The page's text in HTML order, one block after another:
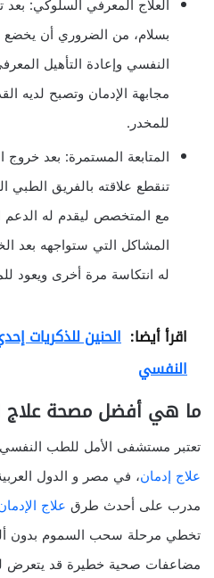
العلاج المعرفي السلوكي:
بسلام، من الضروري أن يخضع
النفسي وإعادة التأهيل
مجابهة الإدمان وتصبح لديه
للمخدر.
المتابعة المستمرة: بعد خروج
تنقطع علاقته بالفريق الطبي
مع المتخصص ليقدم له الدعم
المشاكل التي ستواجهه بعد
له انتكاسة مرة أخرى ويعود
اقرأ أيضا: الحنين للذكريات
النفسي
ما هي أفضل مصحة علاج
تعتبر مستشفى الأمل للطب
علاج إدمان، في مصر و الدول
مدرب على أحدث طرق علاج
تخطي مرحلة سحب السموم بدون
مضاعفات صحية خطيرة قد يتعرض